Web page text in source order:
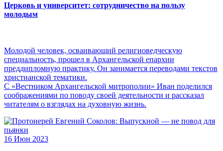
Церковь и университет: сотрудничество на пользу
молодым
Молодой человек, осваивающий религиоведческую
специальность, прошел в Архангельской епархии
преддипломную практику. Он занимается переводами текстов
христианской тематики.
С «Вестником Архангельской митрополии» Иван поделился
соображениями по поводу своей деятельности и рассказал
читателям о взглядах на духовную жизнь.
16 Июн 2023